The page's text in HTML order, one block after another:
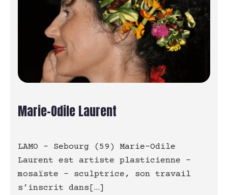
Marie-Odile Laurent
LAMO – Sebourg (59) Marie-Odile
Laurent est artiste plasticienne –
mosaïste – sculptrice, son travail
s’inscrit dans[…]